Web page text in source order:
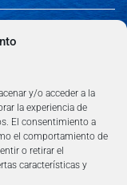
y/o acceder a la
la experiencia de
El consentimiento a
el comportamiento de
o retirar el
características y
y